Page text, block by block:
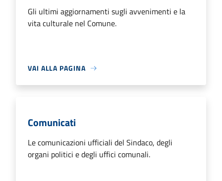
Gli ultimi aggiornamenti sugli avvenimenti e la
vita culturale nel Comune.
VAI ALLA PAGINA
Comunicati
Le comunicazioni ufficiali del Sindaco, degli
organi politici e degli uffici comunali.